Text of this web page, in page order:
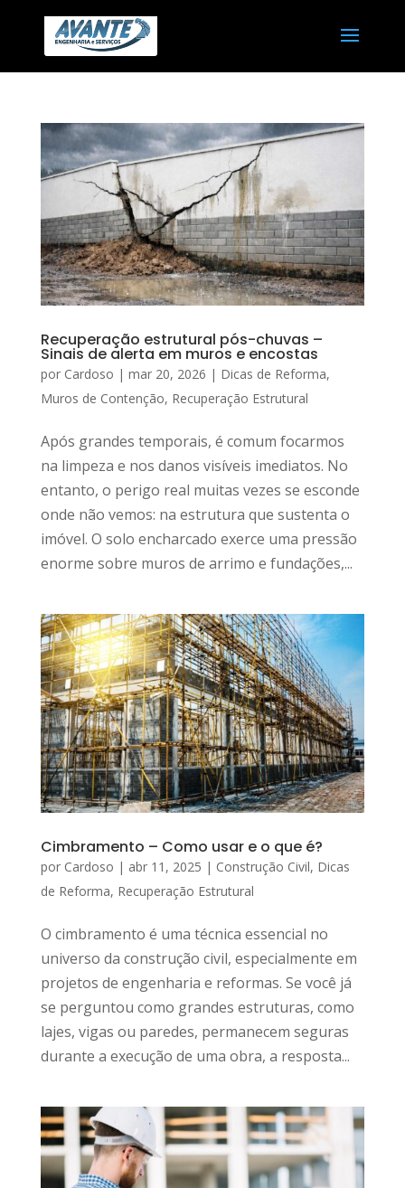
Recuperação estrutural pós-chuvas –
Sinais de alerta em muros e encostas
por Cardoso | mar 20, 2026 | Dicas de Reforma,
Muros de Contenção, Recuperação Estrutural
Após grandes temporais, é comum focarmos
na limpeza e nos danos visíveis imediatos. No
entanto, o perigo real muitas vezes se esconde
onde não vemos: na estrutura que sustenta o
imóvel. O solo encharcado exerce uma pressão
enorme sobre muros de arrimo e fundações,...
Cimbramento – Como usar e o que é?
por Cardoso | abr 11, 2025 | Construção Civil, Dicas
de Reforma, Recuperação Estrutural
O cimbramento é uma técnica essencial no
universo da construção civil, especialmente em
projetos de engenharia e reformas. Se você já
se perguntou como grandes estruturas, como
lajes, vigas ou paredes, permanecem seguras
durante a execução de uma obra, a resposta...